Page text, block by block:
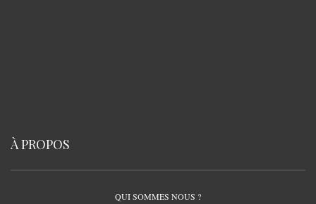
À PROPOS
QUI SOMMES NOUS ?